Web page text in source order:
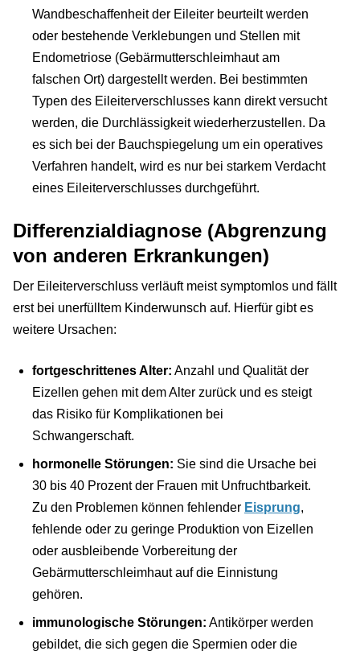
Wandbeschaffenheit der Eileiter beurteilt werden
oder bestehende Verklebungen und Stellen mit
Endometriose (Gebärmutterschleimhaut am
falschen Ort) dargestellt werden. Bei bestimmten
Typen des Eileiterverschlusses kann direkt versucht
werden, die Durchlässigkeit wiederherzustellen. Da
es sich bei der Bauchspiegelung um ein operatives
Verfahren handelt, wird es nur bei starkem Verdacht
eines Eileiterverschlusses durchgeführt.
Differenzialdiagnose (Abgrenzung
von anderen Erkrankungen)
Der Eileiterverschluss verläuft meist symptomlos und fällt
erst bei unerfülltem Kinderwunsch auf. Hierfür gibt es
weitere Ursachen:
fortgeschrittenes Alter: Anzahl und Qualität der
Eizellen gehen mit dem Alter zurück und es steigt
das Risiko für Komplikationen bei
Schwangerschaft.
hormonelle Störungen: Sie sind die Ursache bei
30 bis 40 Prozent der Frauen mit Unfruchtbarkeit.
Zu den Problemen können fehlender Eisprung,
fehlende oder zu geringe Produktion von Eizellen
oder ausbleibende Vorbereitung der
Gebärmutterschleimhaut auf die Einnistung
gehören.
immunologische Störungen: Antikörper werden
gebildet, die sich gegen die Spermien oder die